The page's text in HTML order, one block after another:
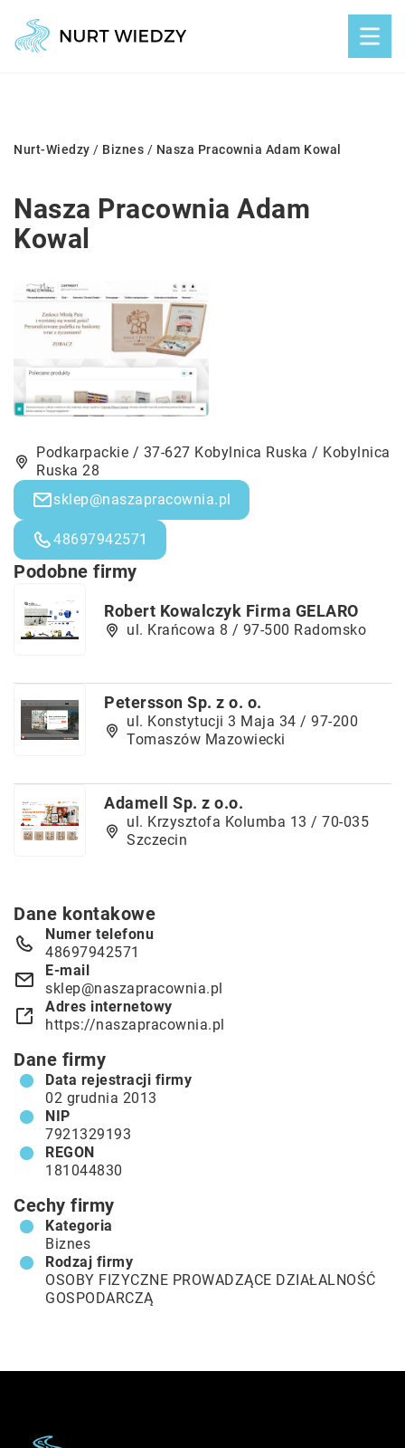
Nurt-Wiedzy / Biznes / Nasza Pracownia Adam Kowal
Nasza Pracownia Adam
Kowal
Podkarpackie / 37-627 Kobylnica Ruska / Kobylnica
Ruska 28
sklep@naszapracownia.pl
48697942571
Podobne firmy
Robert Kowalczyk Firma GELARO
ul. Krańcowa 8 / 97-500 Radomsko
Petersson Sp. z o. o.
ul. Konstytucji 3 Maja 34 / 97-200
Tomaszów Mazowiecki
Adamell Sp. z o.o.
ul. Krzysztofa Kolumba 13 / 70-035
Szczecin
Dane kontakowe
Numer telefonu
48697942571
E-mail
sklep@naszapracownia.pl
Adres internetowy
https://naszapracownia.pl
Dane firmy
Data rejestracji firmy
02 grudnia 2013
NIP
7921329193
REGON
181044830
Cechy firmy
Kategoria
Biznes
Rodzaj firmy
OSOBY FIZYCZNE PROWADZĄCE DZIAŁALNOŚĆ
GOSPODARCZĄ